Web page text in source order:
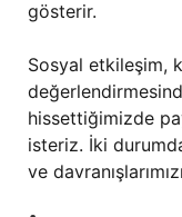
gösterir.
Sosyal etkileşim,
hissettiğimizde
isteriz. İki
ve